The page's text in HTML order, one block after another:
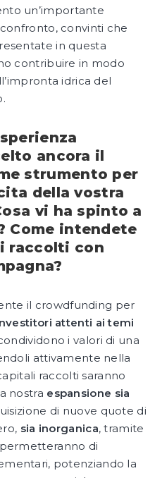
un’importante
convinti che
in questa
contribuire in modo
idrica del
ancora il
strumento per
della vostra
vi ha spinto a
Come intendete
raccolti con
il crowdfunding per
attenti ai temi
i valori di una
attivamente nella
raccolti saranno
nostra espansione sia
di nuove quote di
sia inorganica, tramite
di
potenziando la